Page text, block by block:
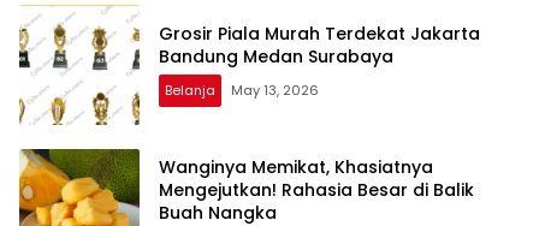
Grosir Piala Murah Terdekat Jakarta
Bandung Medan Surabaya
Belanja May 13, 2026
Wanginya Memikat, Khasiatnya
Mengejutkan! Rahasia Besar di Balik
Buah Nangka